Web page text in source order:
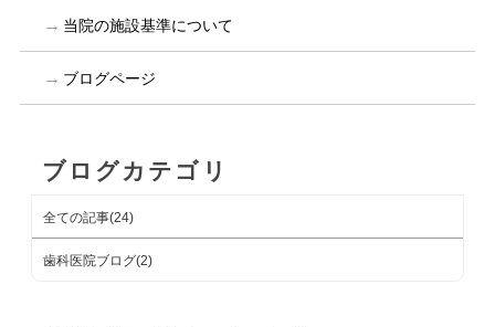
当院の施設基準について
ブログページ
ブログカテゴリ
全ての記事(24)
歯科医院ブログ(2)